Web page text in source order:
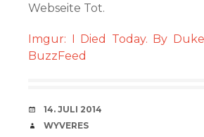
Webseite Tot.
Imgur: I Died Today. By
BuzzFeed
VERABREDUNG
14. JULI 2014
VERFASSER
WYVERES